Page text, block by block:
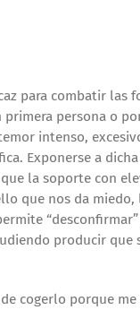
para combatir las
persona o
intenso,
Exponerse a
la soporte con
que nos da miedo,
producir que
cogerlo porque